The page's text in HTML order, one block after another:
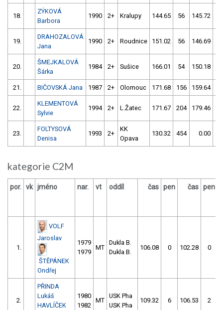
18.
ZÝKOVÁ
Barbora
1990 2+ Kralupy 144.65 56 145.72
19.
DRAHOZALOVÁ
Jana
1990 2+ Roudnice 151.02 56 146.69
20.
ŠMEJKALOVÁ
Šárka
1984 2+ Sušice 166.01 54 150.18
21. BIČOVSKÁ Jana 1987 2+ Olomouc 171.68 156 159.64
22.
KLEMENTOVÁ
Sylvie
1994 2+ L.Žatec 171.67 204 179.46
23.
FOLTYSOVÁ
Denisa
1993 2+
KK
Opava
130.32 454 0.00
kategorie C2M
por. vk jméno nar. vt oddíl čas pen čas pen
1.
VOLF
Jaroslav
ŠTĚPÁNEK
Ondřej
1979
1979
MT
Dukla B.
Dukla B.
106.08 0 102.28 0
2.
PŘINDA
Lukáš
HAVLÍČEK
1980
1982
MT
USK Pha
USK Pha
109.32 6 106.53 2